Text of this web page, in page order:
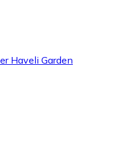
Haveli Garden